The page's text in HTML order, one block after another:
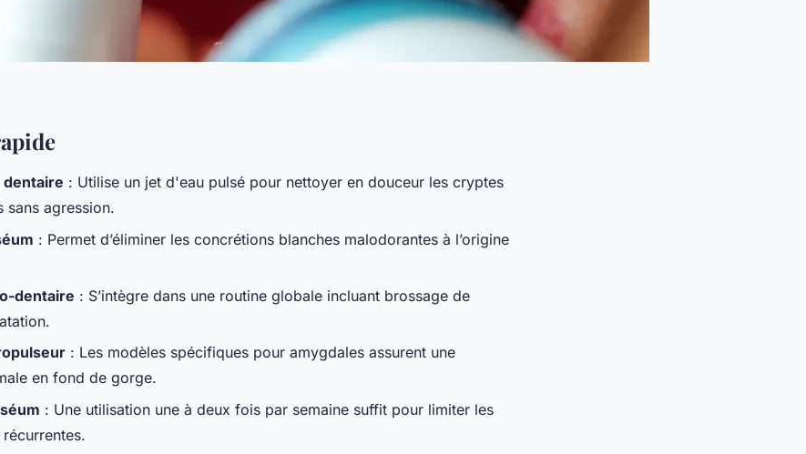
: Utilise un jet d'eau pulsé pour nettoyer en douceur les cryptes
sans agression.
: Permet d’éliminer les concrétions blanches malodorantes à l’origine
dentaire : S’intègre dans une routine globale incluant brossage de
: Les modèles spécifiques pour amygdales assurent une
en fond de gorge.
: Une utilisation une à deux fois par semaine suffit pour limiter les